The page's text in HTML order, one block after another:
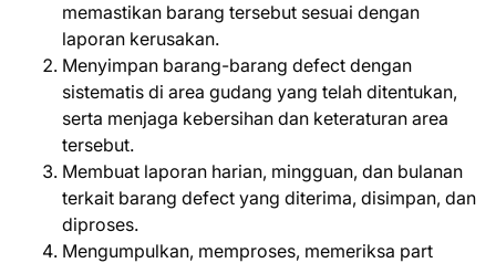
memastikan barang tersebut sesuai dengan
laporan kerusakan.
Menyimpan barang-barang defect dengan
sistematis di area gudang yang telah ditentukan,
serta menjaga kebersihan dan keteraturan area
tersebut.
Membuat laporan harian, mingguan, dan bulanan
terkait barang defect yang diterima, disimpan, dan
diproses.
Mengumpulkan, memproses, memeriksa part